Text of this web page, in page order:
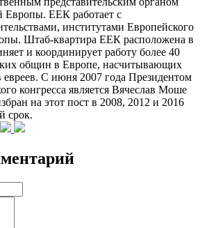
Европы. ЕЕК работает с
институтами Европейского
Штаб-квартира ЕЕК расположена в
и координирует работу более 40
общин в Европе, насчитывающих
евреев. С июня 2007 года Президентом
конгресса является Вячеслав Моше
на этот пост в 2008, 2012 и 2016
срок.